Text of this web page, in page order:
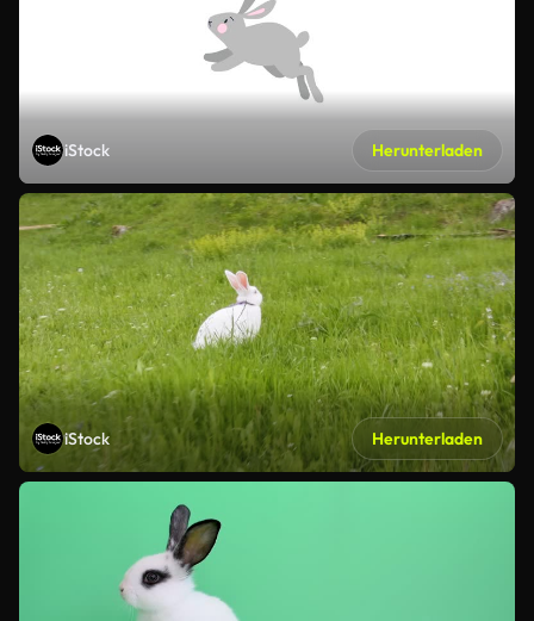
iStock Herunterladen
iStock Herunterladen